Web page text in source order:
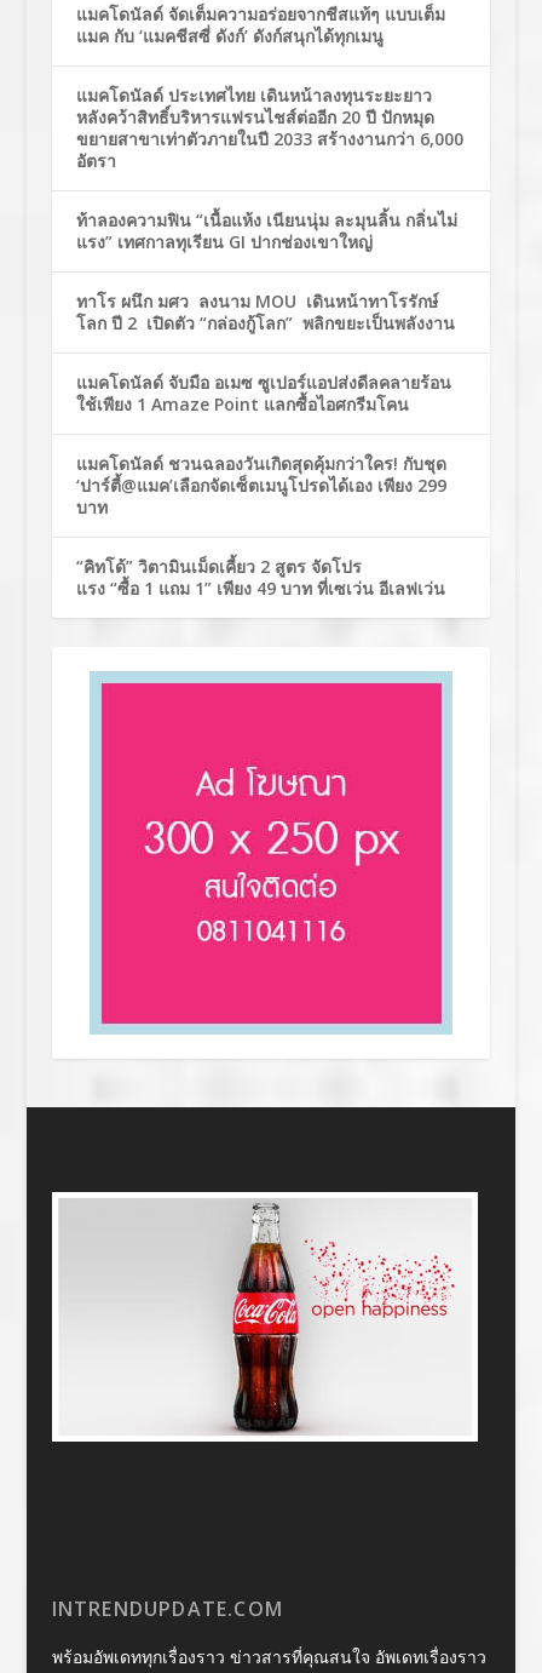
แมคโดนัลด์ จัดเต็มความอร่อยจากชีสแท้ๆ แบบเต็ม
แมค กับ ‘แมคชีสซี่ ดังก์’ ดังก์สนุกได้ทุกเมนู
แมคโดนัลด์ ประเทศไทย เดินหน้าลงทุนระยะยาว
หลังคว้าสิทธิ์บริหารแฟรนไชส์ต่ออีก 20 ปี ปักหมุด
ขยายสาขาเท่าตัวภายในปี 2033 สร้างงานกว่า 6,000
อัตรา
ท้าลองความฟิน “เนื้อแห้ง เนียนนุ่ม ละมุนลิ้น กลิ่นไม่
แรง” เทศกาลทุเรียน GI ปากช่องเขาใหญ่
ทาโร ผนึก มศว ลงนาม MOU เดินหน้าทาโรรักษ์
โลก ปี 2 เปิดตัว “กล่องกู้โลก” พลิกขยะเป็นพลังงาน
แมคโดนัลด์ จับมือ อเมซ ซูเปอร์แอปส่งดีลคลายร้อน
ใช้เพียง 1 Amaze Point แลกซื้อไอศกรีมโคน
แมคโดนัลด์ ชวนฉลองวันเกิดสุดคุ้มกว่าใคร! กับชุด
‘ปาร์ตี้@แมค’เลือกจัดเซ็ตเมนูโปรดได้เอง เพียง 299
บาท
“คิทโด้” วิตามินเม็ดเคี้ยว 2 สูตร จัดโปร
แรง “ซื้อ 1 แถม 1” เพียง 49 บาท ที่เซเว่น อีเลฟเว่น
INTRENDUPDATE.COM
พร้อมอัพเดททุกเรื่องราว ข่าวสารที่คุณสนใจ อัพเดทเรื่องราว